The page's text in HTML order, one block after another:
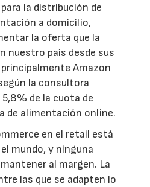
la distribución de
a domicilio,
la oferta que la
nuestro país desde sus
Amazon
la consultora
de la cuota de
de alimentación online.
en el retail está
mundo, y ninguna
al margen. La
las que se adapten lo